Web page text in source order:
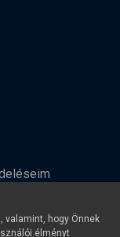
valamint, hogy Önnek
élményt